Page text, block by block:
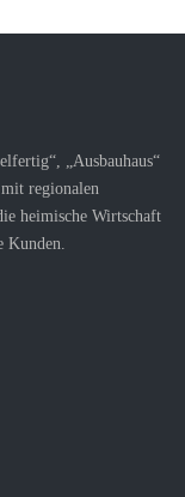
„Ausbauhaus“
regionalen
heimische Wirtschaft
Kunden.